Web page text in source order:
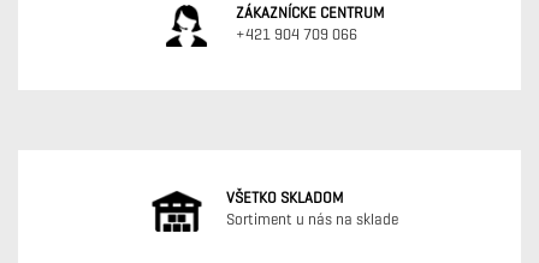
ZÁKAZNÍCKE CENTRUM
+421 904 709 066
VŠETKO SKLADOM
Sortiment u nás na sklade